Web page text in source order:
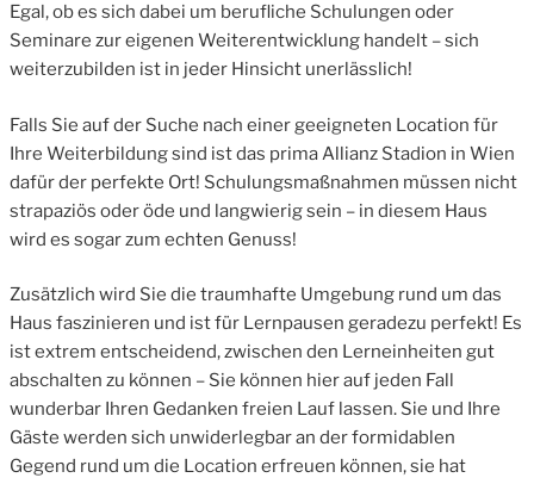
Egal, ob es sich dabei um berufliche Schulungen oder
Seminare zur eigenen Weiterentwicklung handelt – sich
weiterzubilden ist in jeder Hinsicht unerlässlich!
Falls Sie auf der Suche nach einer geeigneten Location für
Ihre Weiterbildung sind ist das prima Allianz Stadion in Wien
dafür der perfekte Ort! Schulungsmaßnahmen müssen nicht
strapaziös oder öde und langwierig sein – in diesem Haus
wird es sogar zum echten Genuss!
Zusätzlich wird Sie die traumhafte Umgebung rund um das
Haus faszinieren und ist für Lernpausen geradezu perfekt! Es
ist extrem entscheidend, zwischen den Lerneinheiten gut
abschalten zu können – Sie können hier auf jeden Fall
wunderbar Ihren Gedanken freien Lauf lassen. Sie und Ihre
Gäste werden sich unwiderlegbar an der formidablen
Gegend rund um die Location erfreuen können, sie hat